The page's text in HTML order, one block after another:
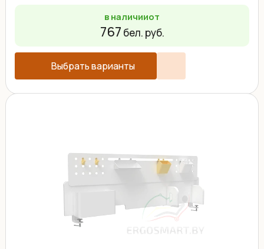
в наличииот
767 бел. руб.
Выбрать варианты